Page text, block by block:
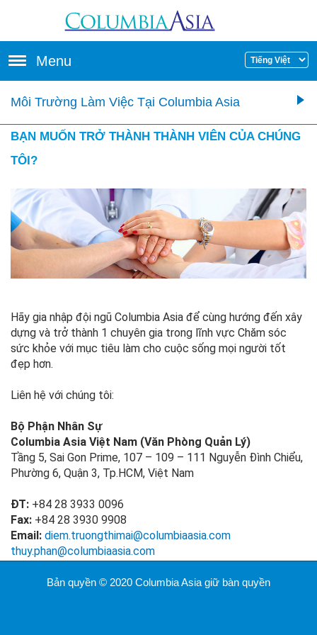
Menu
Môi Trường Làm Việc Tại Columbia Asia
BẠN MUỐN TRỞ THÀNH THÀNH VIÊN CỦA CHÚNG
TÔI?
Hãy gia nhập đội ngũ Columbia Asia để cùng hướng đến xây
dựng và trở thành 1 chuyên gia trong lĩnh vực Chăm sóc
sức khỏe với mục tiêu làm cho cuộc sống mọi người tốt
đẹp hơn.
Liên hệ với chúng tôi:
Bộ Phận Nhân Sự
Columbia Asia Việt Nam (Văn Phòng Quản Lý)
Tầng 5, Sai Gon Prime, 107 – 109 – 111 Nguyễn Đình Chiểu,
Phường 6, Quận 3, Tp.HCM, Việt Nam
ĐT: +84 28 3933 0096
Fax: +84 28 3930 9908
Email: diem.truongthimai@columbiaasia.com
thuy.phan@columbiaasia.com
Bản quyền © 2020 Columbia Asia giữ bàn quyền